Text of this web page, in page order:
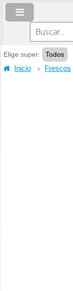
Elige super:
Todos
Inicio
Frescos